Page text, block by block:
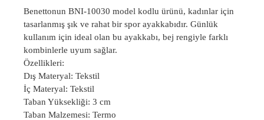
Benettonun BNI-10030 model kodlu ürünü, kadınlar için
tasarlanmış şık ve rahat bir spor ayakkabıdır. Günlük
kullanım için ideal olan bu ayakkabı, bej rengiyle farklı
kombinlerle uyum sağlar.
Özellikleri:
Dış Materyal: Tekstil
İç Materyal: Tekstil
Taban Yüksekliği: 3 cm
Taban Malzemesi: Termo